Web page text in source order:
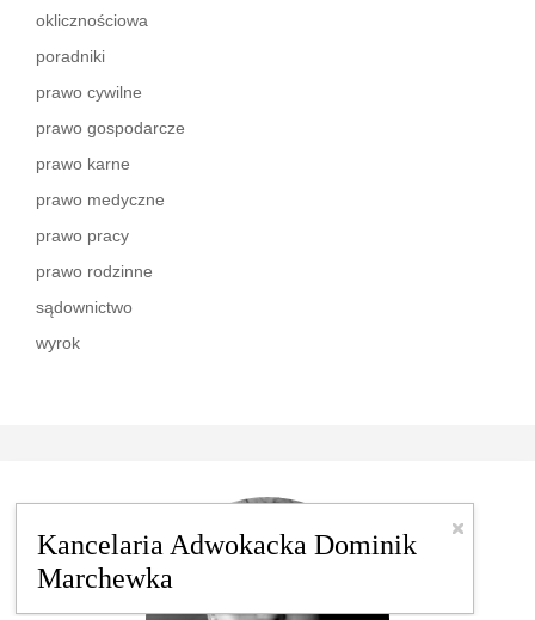
oklicznościowa
poradniki
prawo cywilne
prawo gospodarcze
prawo karne
prawo medyczne
prawo pracy
prawo rodzinne
sądownictwo
wyrok
Kancelaria Adwokacka Dominik
Marchewka